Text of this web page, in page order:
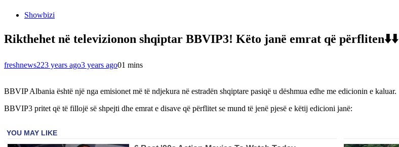
Showbizi
Rikthehet në televizionon shqiptar BBVIP3! Këto janë emrat që përfliten⬇️⬇️
freshnews223 years ago3 years ago01 mins
BBVIP Albania është një nga emisionet më të ndjekura në estradën shqiptare pasiqë u dëshmua edhe me edicionin e kaluar.
BBVIP3 pritet që të fillojë së shpejti dhe emrat e disave që përflitet se mund të jenë pjesë e këtij edicioni janë: